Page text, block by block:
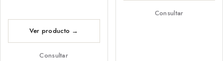
Consultar
Consultar